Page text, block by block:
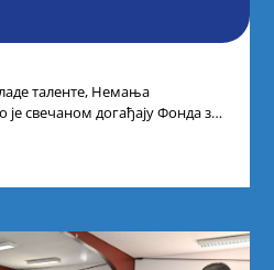
таленте, Немања
свечаном догађају Фонда за